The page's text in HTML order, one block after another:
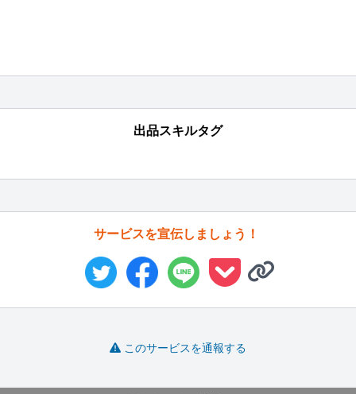
出品スキルタグ
サービスを宣伝しましょう！
このサービスを通報する